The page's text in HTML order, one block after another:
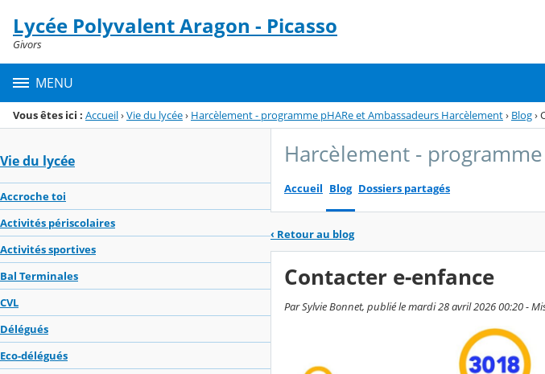
Menu de la rubrique
Contenu
Lycée Polyvalent Aragon - Picasso
Givors
MENU
Vous êtes ici : Accueil›Vie du lycée› Harcèlement - programme pHARe et Ambassadeurs Harcèlement› Blog›
Vie du lycée
Accroche toi
Activités périscolaires
Activités sportives
Bal Terminales
CVL
Délégués
Eco-délégués
Harcèlement -
Accueil Blog Dossiers partagés
‹ Retour au blog
Contacter e-enfance
Par Sylvie Bonnet, publié le mardi 28 avril 2026 00:20 -